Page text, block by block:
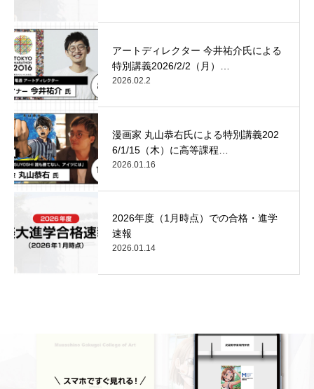
アートディレクター 今井祐介氏による
特別講義2026/2/2（月）…
2026.02.2
漫画家 丸山恭右氏による特別講義202
6/1/15（木）に高等課程…
2026.01.16
2026年度（1月時点）での合格・進学
速報
2026.01.14